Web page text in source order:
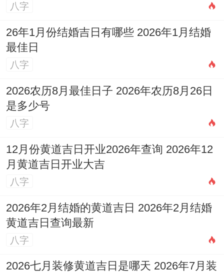
八字
26年1月份结婚吉日有哪些 2026年1月结婚
最佳日
八字
2026农历8月最佳日子 2026年农历8月26日
是多少号
八字
12月份黄道吉日开业2026年查询 2026年12
月黄道吉日开业大吉
八字
2026年2月结婚的黄道吉日 2026年2月结婚
黄道吉日查询最新
八字
2026七月装修黄道吉日是哪天 2026年7月装